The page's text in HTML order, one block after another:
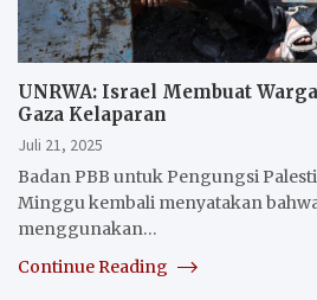
UNRWA: Israel Membuat
Gaza Kelaparan
Juli 21, 2025
Badan PBB untuk Pengungsi
Minggu kembali menyatakan
menggunakan…
Continue Reading